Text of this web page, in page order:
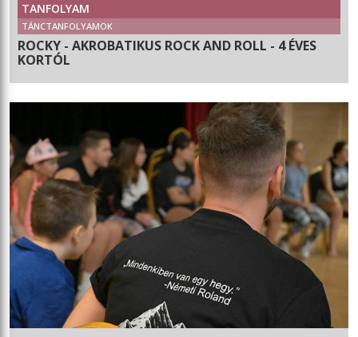
TANFOLYAM
TÁNCTANFOLYAMOK
ROCKY - AKROBATIKUS ROCK AND ROLL - 4 ÉVES
KORTÓL